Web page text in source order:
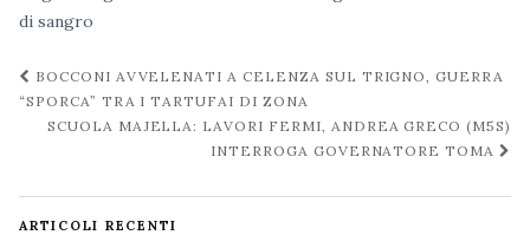
di sangro
Navigazione
post
BOCCONI AVVELENATI A CELENZA SUL TRIGNO, GUERRA
“SPORCA” TRA I TARTUFAI DI ZONA
SCUOLA MAJELLA: LAVORI FERMI, ANDREA GRECO (M5S)
INTERROGA GOVERNATORE TOMA
ARTICOLI RECENTI